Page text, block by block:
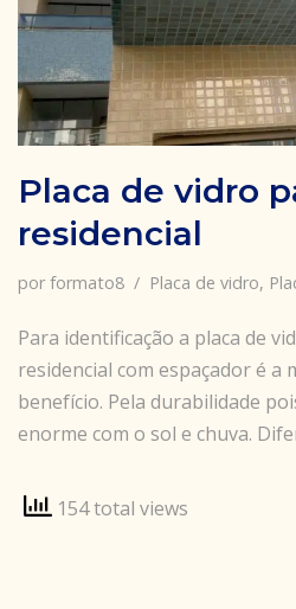
Placa de vidro
residencial
por formato8 Placa de vidro,
Para identificação a placa de
residencial com espaçador é a
benefício. Pela durabilidade
enorme com o sol e chuva.
154 total views